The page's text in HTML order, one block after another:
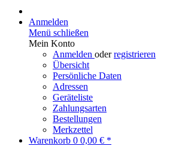
Anmelden
Menü schließen
Mein Konto
Anmelden oderregistrieren
Übersicht
Persönliche Daten
Adressen
Geräteliste
Zahlungsarten
Bestellungen
Merkzettel
Warenkorb 0 0,00 € *